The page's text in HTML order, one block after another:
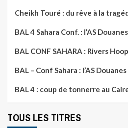
Cheikh Touré : du rêve à la
BAL 4 Sahara Conf. : l’AS
BAL CONF SAHARA : Rivers
BAL – Conf Sahara : l’AS
BAL 4 : coup de tonnerre au
TOUS LES TITRES